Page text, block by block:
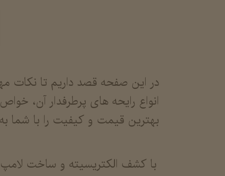
با کشف الکتریسیته و ساخت لامپ
در این صفحه قصد داریم تا
انواع رایحه های پرطرفدار آن،
بهترین قیمت و کیفیت را با شما